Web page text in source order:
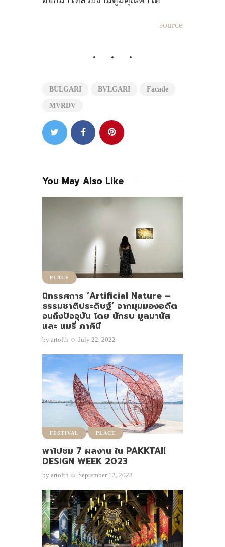
source
BULGARI BVLGARI Facade
MVRDV
You May Also Like
PLACE
นิทรรศการ ‘Artificial Nature –
ธรรมชาติประดิษฐ์’ จากมุมมองอดีต
จนถึงปัจจุบัน โดย นักรบ มูลมานัส
และ แมรี่ ภาคินี
by artofth July 22, 2022
FESTIVAL PLACE
พาไปชม 7 ผลงาน ใน PAKKTAII
DESIGN WEEK 2023
by artofth September 12, 2023